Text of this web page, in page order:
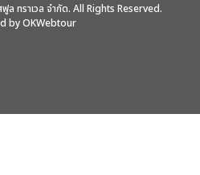
ทราเวล จำกัด. All Rights Reserved.
by OKWebtour